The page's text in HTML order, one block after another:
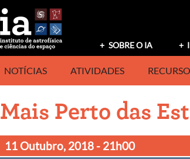
SOBRE O IA
NOTÍCIAS ATIVIDADES
Mais Perto das
11 Outubro, 2018 - 21h00